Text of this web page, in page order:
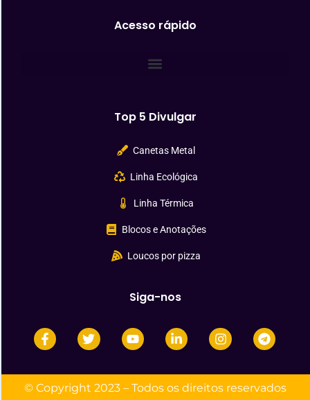
Acesso rápido
Top 5 Divulgar
Canetas Metal
Linha Ecológica
Linha Térmica
Blocos e Anotações
Loucos por pizza
Siga-nos
© Copyright 2023 – Todos os direitos reservados